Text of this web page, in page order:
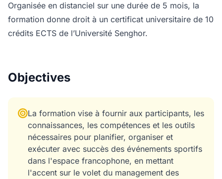
Organisée en distanciel sur une durée de 5 mois, la
formation donne droit à un certificat universitaire de 10
crédits ECTS de l’Université Senghor.
Objectives
La formation vise à fournir aux participants, les
connaissances, les compétences et les outils
nécessaires pour planifier, organiser et
exécuter avec succès des événements sportifs
dans l'espace francophone, en mettant
l'accent sur le volet du management des